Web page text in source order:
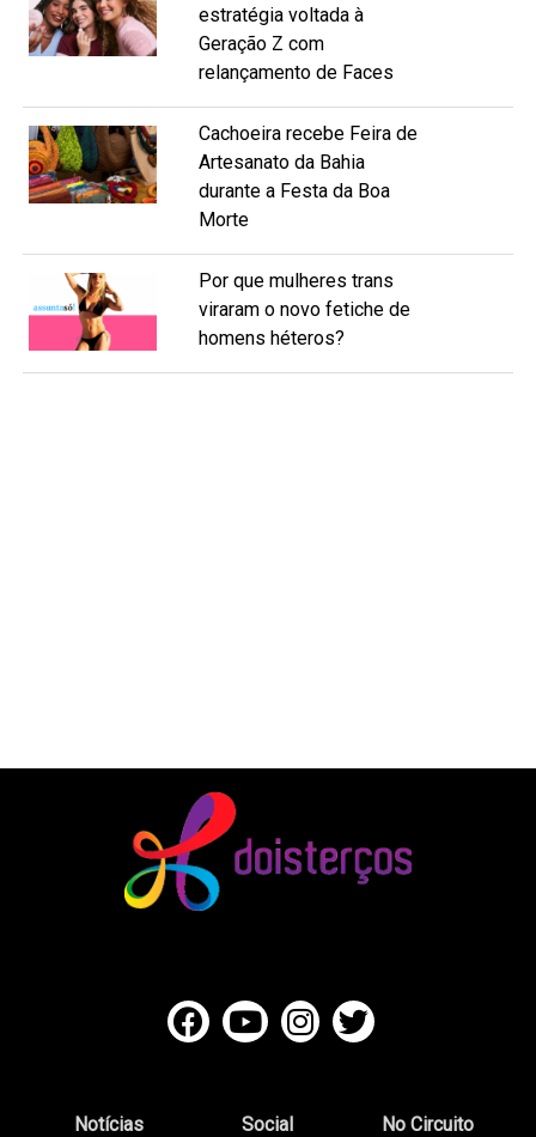
estratégia voltada à
Geração Z com
relançamento de Faces
Cachoeira recebe Feira de
Artesanato da Bahia
durante a Festa da Boa
Morte
Por que mulheres trans
viraram o novo fetiche de
homens héteros?
Notícias Social No Circuito